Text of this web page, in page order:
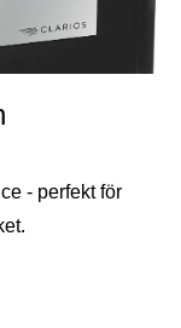
- perfekt för